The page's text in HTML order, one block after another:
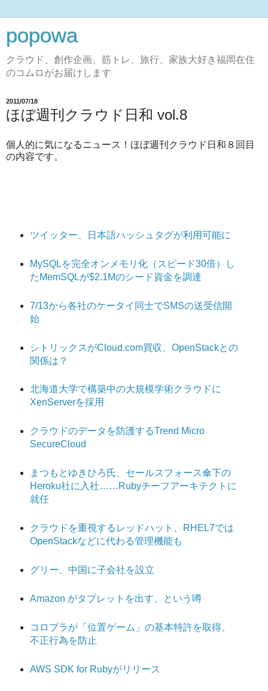
popowa
クラウド、創作企画、筋トレ、旅行、家族大好き福岡在住
のコムロがお届けします
2011/07/18
ほぼ週刊クラウド日和 vol.8
個人的に気になるニュース！ほぼ週刊クラウド日和８回目
の内容です。
ツイッター、日本語ハッシュタグが利用可能に
MySQLを完全オンメモリ化（スピード30倍）し
たMemSQLが$2.1Mのシード資金を調達
7/13から各社のケータイ同士でSMSの送受信開
始
シトリックスがCloud.com買収、OpenStackとの
関係は？
北海道大学で構築中の大規模学術クラウドに
XenServerを採用
クラウドのデータを防護するTrend Micro
SecureCloud
まつもとゆきひろ氏、セールスフォース傘下の
Heroku社に入社……Rubyチーフアーキテクトに
就任
クラウドを重視するレッドハット、RHEL7では
OpenStackなどに代わる管理機能も
グリー、中国に子会社を設立
Amazon がタブレットを出す、という噂
コロプラが「位置ゲーム」の基本特許を取得、
不正行為を防止
AWS SDK for Rubyがリリース